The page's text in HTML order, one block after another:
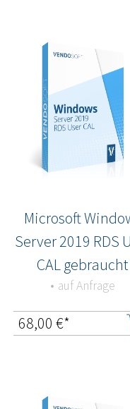
Microsoft
Server 2019 RDS
CAL gebraucht
auf Anfrage
68,00 €*